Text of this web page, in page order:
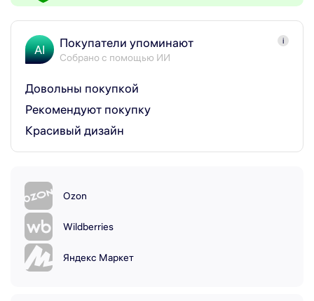
AI Покупатели упоминают
Собрано с помощью ИИ
i
Довольны покупкой
Рекомендуют покупку
Красивый дизайн
Ozon
Wildberries
Яндекс Маркет